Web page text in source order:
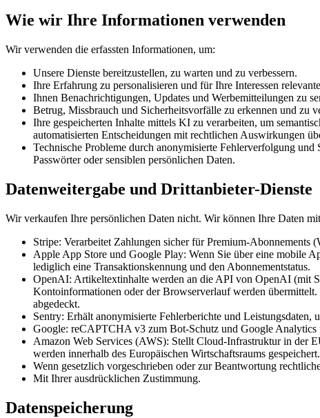
Wie wir Ihre Informationen verwenden
Wir verwenden die erfassten Informationen, um:
Unsere Dienste bereitzustellen, zu warten und zu verbessern.
Ihre Erfahrung zu personalisieren und für Ihre Interessen
Ihnen Benachrichtigungen, Updates und Werbemitteilungen zu
Betrug, Missbrauch und Sicherheitsvorfälle zu erkennen und zu
Ihre gespeicherten Inhalte mittels KI zu verarbeiten, um
automatisierten Entscheidungen mit rechtlichen Auswirkungen
Technische Probleme durch anonymisierte Fehlerverfolgung
Passwörter oder sensiblen persönlichen Daten.
Datenweitergabe und Drittanbieter-Dienste
Wir verkaufen Ihre persönlichen Daten nicht. Wir können Ihre Daten
Stripe: Verarbeitet Zahlungen sicher für Premium-
Apple App Store und Google Play: Wenn Sie über eine mobile
lediglich eine Transaktionskennung und den Abonnementstatus.
OpenAI: Artikeltextinhalte werden an die API von OpenAI (mit
Kontoinformationen oder der Browserverlauf werden
abgedeckt.
Sentry: Erhält anonymisierte Fehlerberichte und Leistungsdaten,
Google: reCAPTCHA v3 zum Bot-Schutz und Google Analytics
Amazon Web Services (AWS): Stellt Cloud-Infrastruktur in der
werden innerhalb des Europäischen Wirtschaftsraums gespeichert.
Wenn gesetzlich vorgeschrieben oder zur Beantwortung
Mit Ihrer ausdrücklichen Zustimmung.
Datenspeicherung